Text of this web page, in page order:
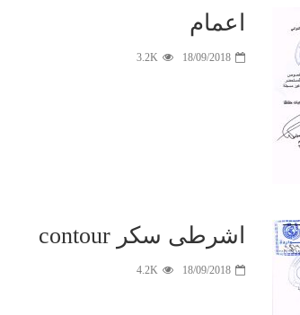
اعمام
18/09/2018
3.2K
اشرطى سكر contour
18/09/2018
4.2K